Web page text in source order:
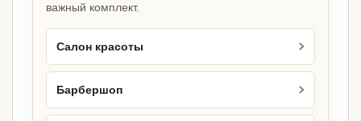
важный комплект.
Салон красоты
Барбершоп